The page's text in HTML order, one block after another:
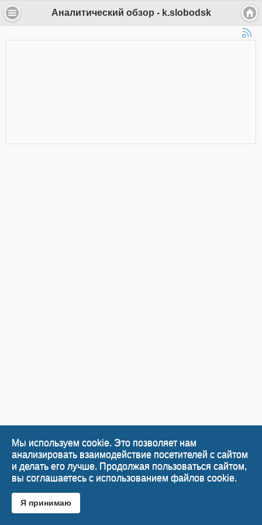
Аналитический обзор - k.slobodsk
Мы используем cookie. Это позволяет нам
анализировать взаимодействие посетителей с сайтом
и делать его лучше. Продолжая пользоваться сайтом,
вы соглашаетесь с использованием файлов cookie.
Я принимаю